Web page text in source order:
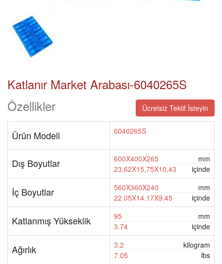
Katlanır Market Arabası-6040265S
Özellikler
Ücretsiz Teklif İsteyin
Ürün Modeli 6040265S
Dış Boyutlar 600X400X265
mm
23,62X15,75X10,43
içinde
İç Boyutlar 560X360X240
mm
22.05X14.17X9.45
içinde
Katlanmış Yükseklik 95
mm
3.74
içinde
Ağırlık 3.2
kilogram
7.05
lbs